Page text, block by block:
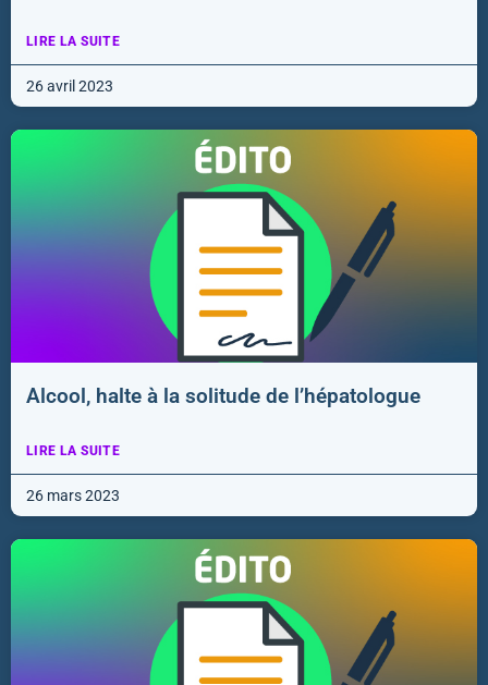
LIRE LA SUITE
26 avril 2023
Alcool, halte à la solitude de l’hépatologue
LIRE LA SUITE
26 mars 2023